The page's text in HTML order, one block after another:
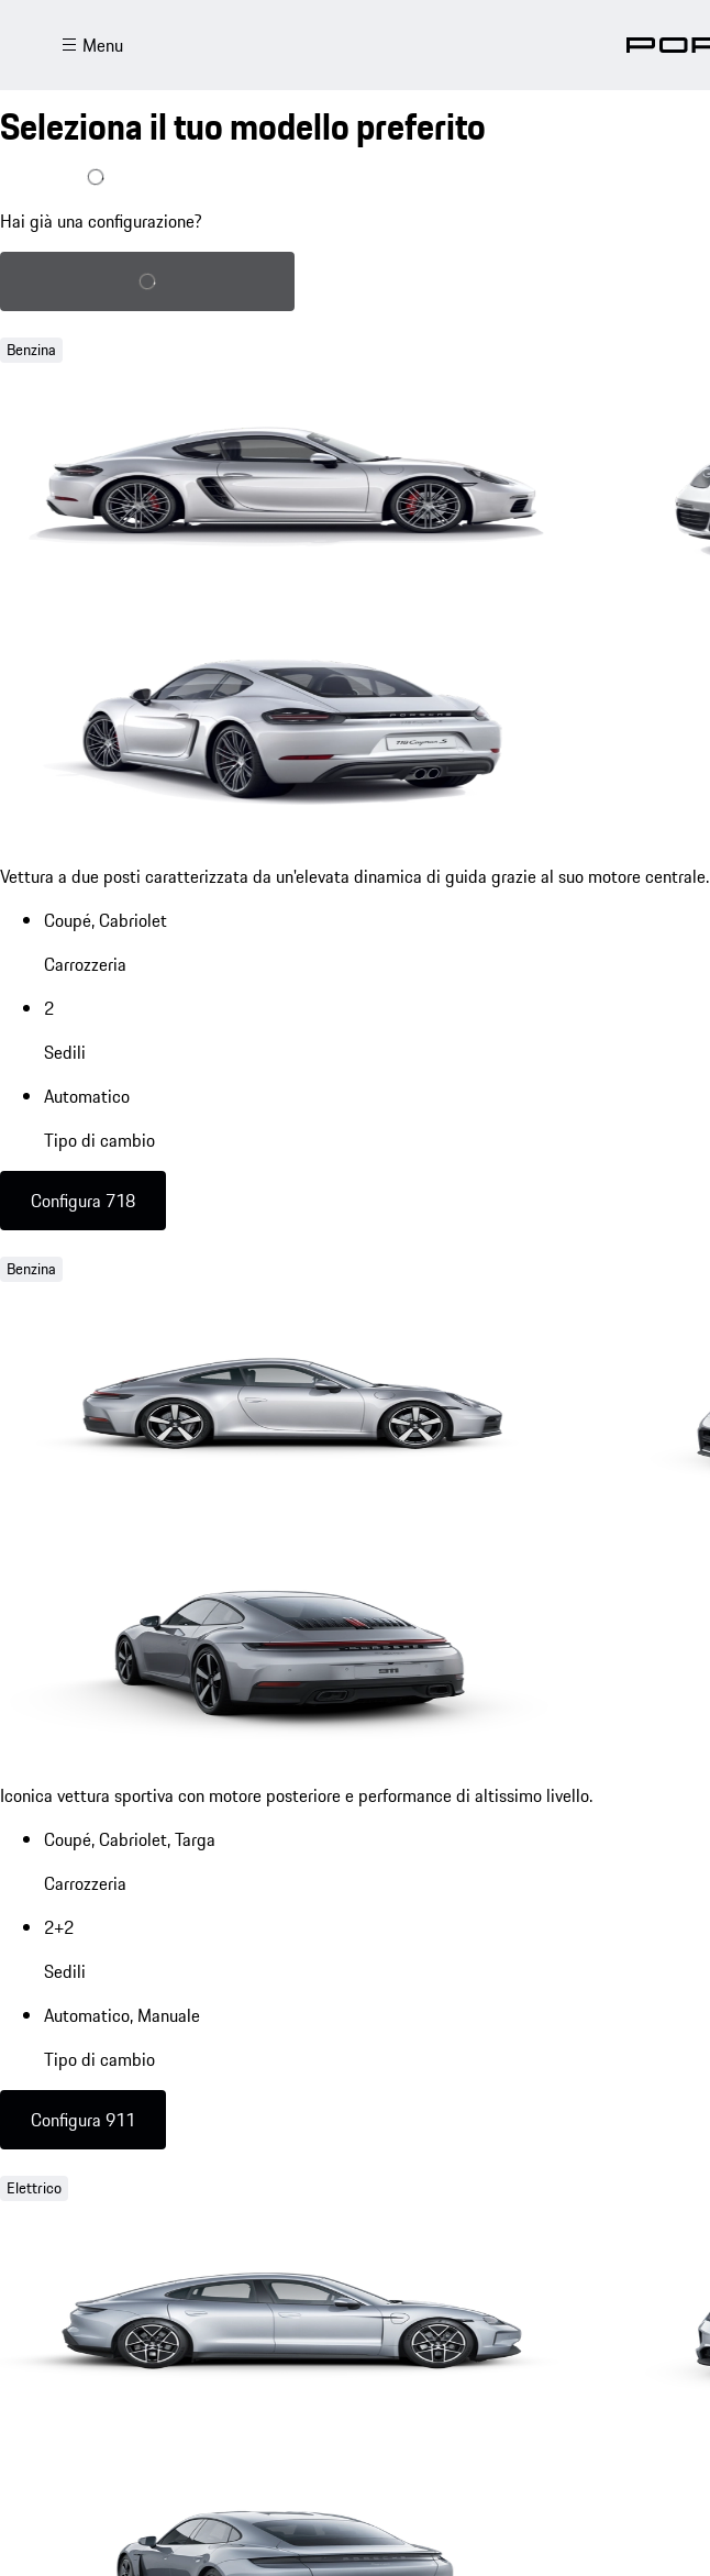
Menu
Seleziona il tuo modello preferito
Ho già una configurazione
Hai già una configurazione?
Carica la configurazione salvata
Benzina
Vettura a due posti caratterizzata da un'elevata dinamica di guida grazie al suo motore centrale.
Coupé, Cabriolet
Carrozzeria
2
Sedili
Automatico
Tipo di cambio
Configura 718
Benzina
Iconica vettura sportiva con motore posteriore e performance di altissimo livello.
Coupé, Cabriolet, Targa
Carrozzeria
2+2
Sedili
Automatico, Manuale
Tipo di cambio
Configura 911
Elettrico